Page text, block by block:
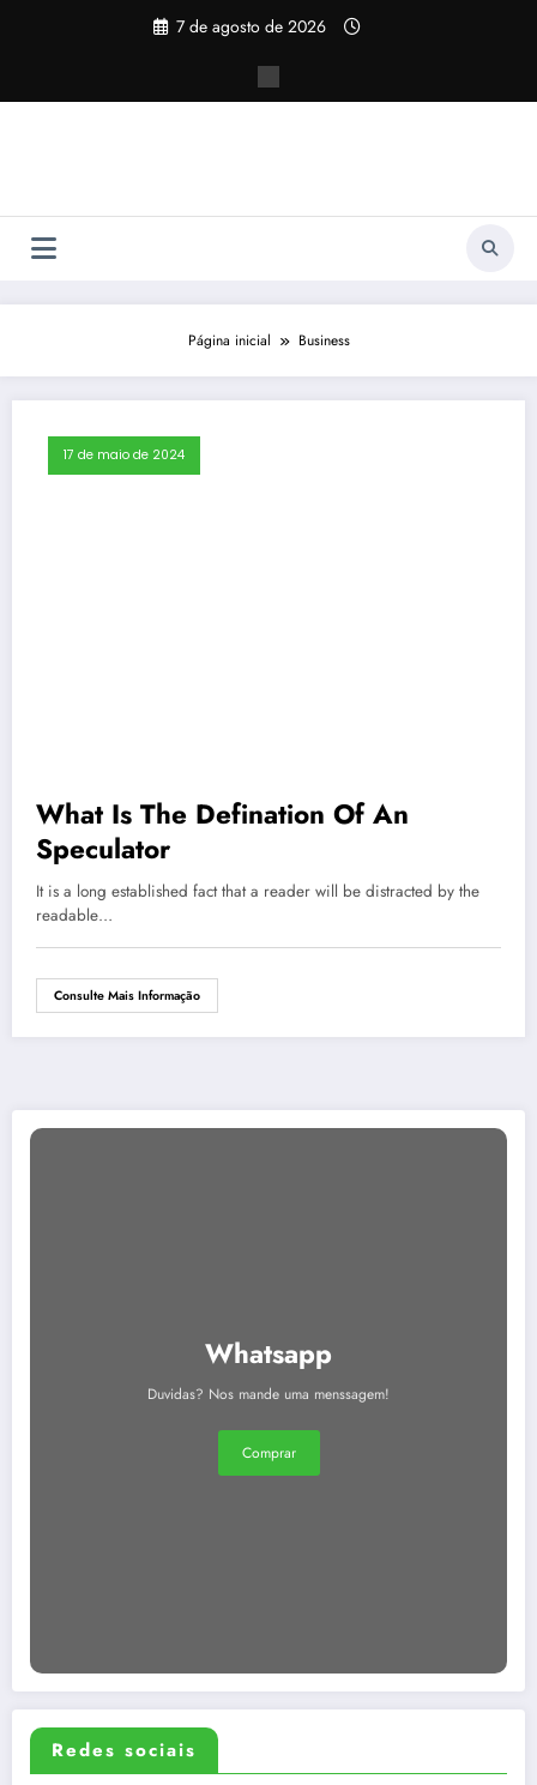
7 de agosto de 2026
Página inicial Business
17 de maio de 2024
What Is The Defination Of An
Speculator
It is a long established fact that a reader will be distracted by the
readable…
Consulte Mais Informação
Whatsapp
Duvidas? Nos mande uma menssagem!
Comprar
Redes sociais